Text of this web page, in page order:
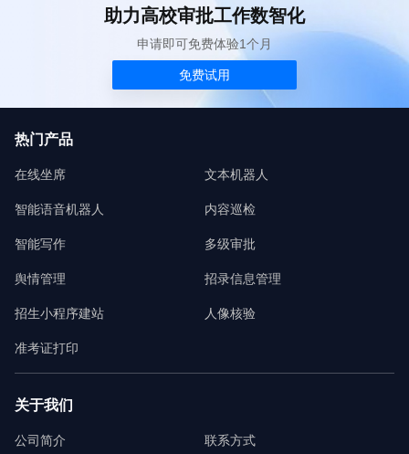
助力高校审批工作数智化
申请即可免费体验1个月
免费试用
热门产品
在线坐席 文本机器人
智能语音机器人 内容巡检
智能写作 多级审批
舆情管理 招录信息管理
招生小程序建站 人像核验
准考证打印
关于我们
公司简介 联系方式